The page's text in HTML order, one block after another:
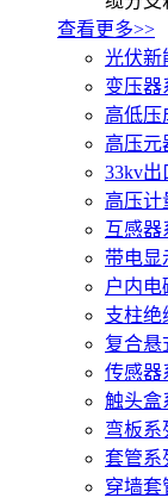
查看更多>>
光伏新
变压器
高低压
高压元
33kv出
高压计
互感器
带电显
户内电
支柱绝
复合悬
传感器
触头盒
弯板系
套管系
穿墙套